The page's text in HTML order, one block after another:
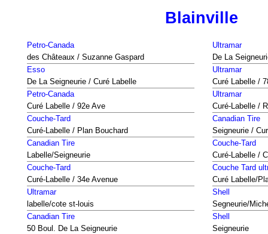
Blainville
Petro-Canada
des Châteaux / Suzanne Gaspard
Ultramar
De La
Esso
De La Seigneurie / Curé Labelle
Ultramar
Curé Labelle /
Petro-Canada
Curé Labelle / 92e Ave
Ultramar
Curé-Labelle /
Couche-Tard
Curé-Labelle / Plan Bouchard
Canadian Tire
Seigneurie /
Canadian Tire
Labelle/Seigneurie
Couche-Tard
Curé-Labelle /
Couche-Tard
Curé-Labelle / 34e Avenue
Couche Tard
Curé Labelle/
Ultramar
labelle/cote st-louis
Shell
Segneurie/
Canadian Tire
50 Boul. De La Seigneurie
Shell
Seigneurie